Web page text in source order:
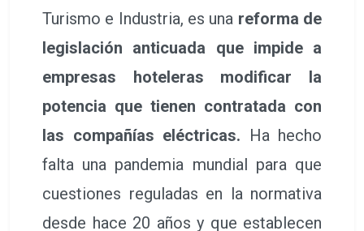
Turismo e Industria, es una reforma de
legislación anticuada que impide a
empresas hoteleras modificar la
potencia que tienen contratada con
las compañías eléctricas. Ha hecho
falta una pandemia mundial para que
cuestiones reguladas en la normativa
desde hace 20 años y que establecen